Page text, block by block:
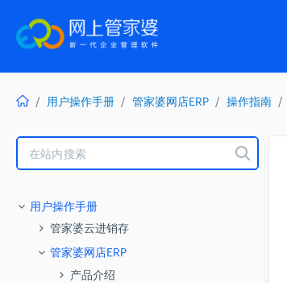
用户操作手册 管家婆网店ERP 操作指南
Toggle
Search
用户操作手册
管家婆云进销存
视频教程
期初流程性视频
操作指南
管家婆网店ERP
产品介绍